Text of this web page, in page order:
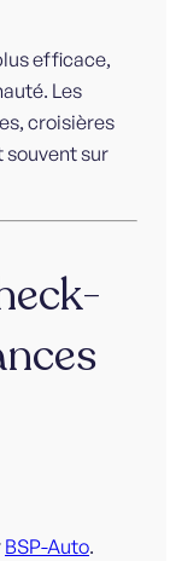
efficace,
Les
croisières
sur
BSP-Auto.